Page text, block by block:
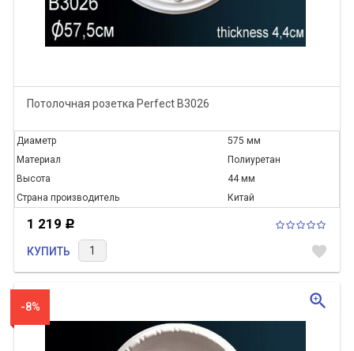
Потолочная розетка Perfect B3026
Диаметр
575 мм
Материал
Полиуретан
Высота
44 мм
Страна производитель
Китай
1 219 Р
КУПИТЬ favorite
-8% zoom_in